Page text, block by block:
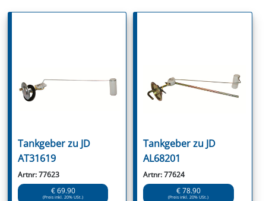
Tankgeber zu JD
AT31619
Artnr: 77623
€ 69.90
(Preis inkl. 20% USt.)
Tankgeber zu JD
AL68201
Artnr: 77624
€ 78.90
(Preis inkl. 20% USt.)